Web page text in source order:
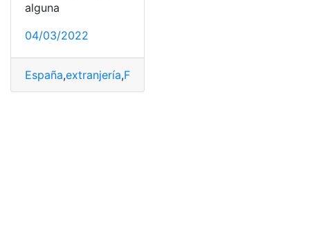
alguna
04/03/2022
España,extranjería,Formulario EX-15